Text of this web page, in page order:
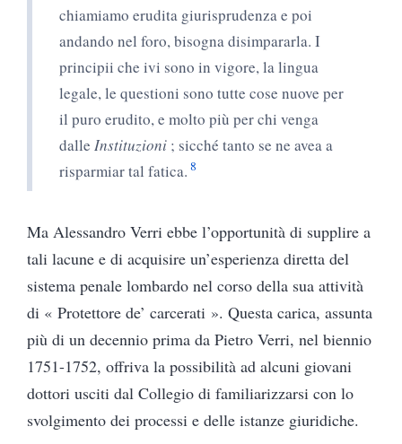
chiamiamo erudita giurisprudenza e poi
andando nel foro, bisogna disimpararla. I
principii che ivi sono in vigore, la lingua
legale, le questioni sono tutte cose nuove per
il puro erudito, e molto più per chi venga
dalle Instituzioni ; sicché tanto se ne avea a
risparmiar tal fatica. 8
Ma Alessandro Verri ebbe l’opportunità di supplire a
tali lacune e di acquisire un’esperienza diretta del
sistema penale lombardo nel corso della sua attività
di « Protettore de’ carcerati ». Questa carica, assunta
più di un decennio prima da Pietro Verri, nel biennio
1751-1752, offriva la possibilità ad alcuni giovani
dottori usciti dal Collegio di familiarizzarsi con lo
svolgimento dei processi e delle istanze giuridiche.